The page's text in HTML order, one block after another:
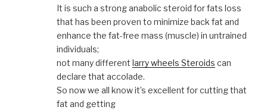
It is such a strong anabolic steroid for fats loss
that has been proven to minimize back fat and
enhance the fat-free mass (muscle) in untrained
individuals;
not many different larry wheels Steroids can
declare that accolade.
So now we all know it’s excellent for cutting that
fat and getting